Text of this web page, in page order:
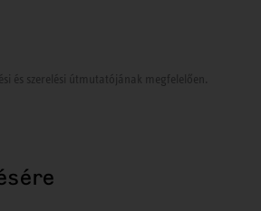
és szerelési útmutatójának megfelelően.